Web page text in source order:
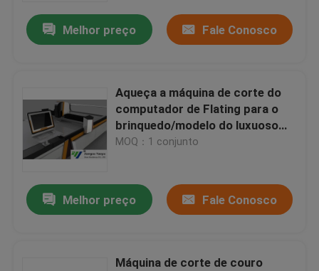
Produtos
Sobre nós
Excursão da fábrica
Melhor preço Fale Conosco
Aqueça a máquina de corte do
computador de Flating para o
brinquedo/modelo do luxuoso
que faz a indústria
MOQ：1 conjunto
Melhor preço Fale Conosco
Máquina de corte de couro